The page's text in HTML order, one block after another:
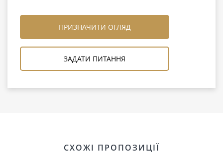
ПРИЗНАЧИТИ ОГЛЯД
ЗАДАТИ ПИТАННЯ
СХОЖІ ПРОПОЗИЦІЇ